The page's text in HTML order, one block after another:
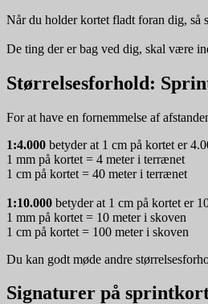
Når du holder kortet fladt foran dig, så
De ting der er bag ved dig, skal være
Størrelsesforhold:
For at have en fornemmelse af
1:4.000 betyder at 1 cm på kortet er
1 mm på kortet = 4 meter i terrænet
1 cm på kortet = 40 meter i terrænet
1:10.000 betyder at 1 cm på kortet er
1 mm på kortet = 10 meter i skoven
1 cm på kortet = 100 meter i skoven
Du kan godt møde andre
Signaturer på